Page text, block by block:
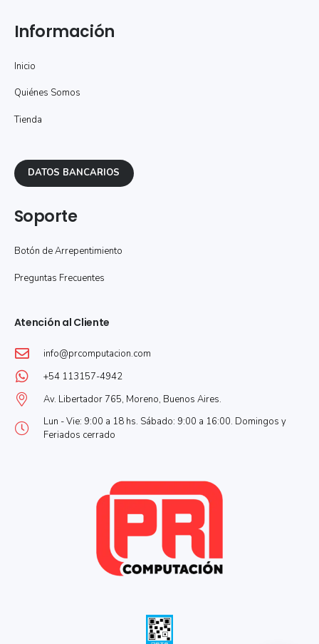
Información
Inicio
Quiénes Somos
Tienda
DATOS BANCARIOS
Soporte
Botón de Arrepentimiento
Preguntas Frecuentes
Atención al Cliente
info@prcomputacion.com
+54 113157-4942
Av. Libertador 765, Moreno, Buenos Aires.
Lun - Vie: 9:00 a 18 hs. Sábado: 9:00 a 16:00. Domingos y
Feriados cerrado